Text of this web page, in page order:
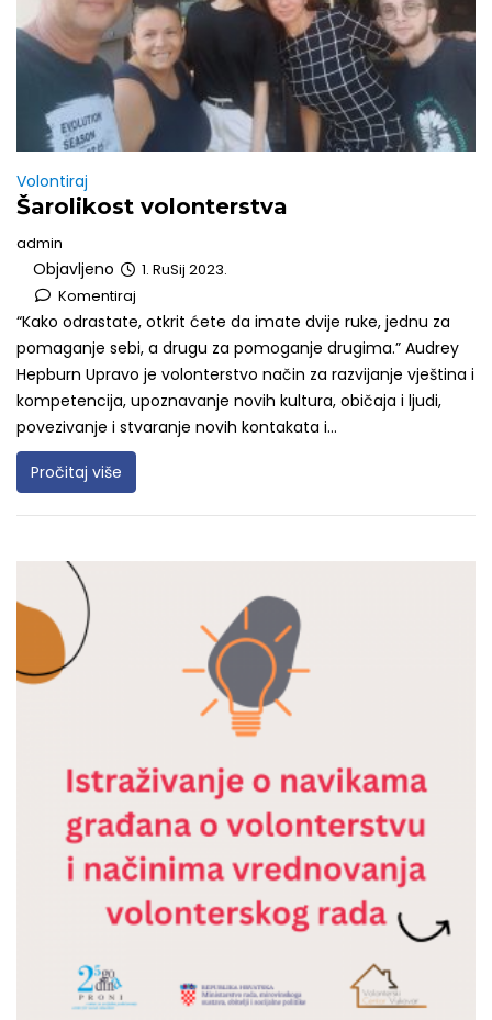
Volontiraj
Šarolikost volonterstva
admin
Objavljeno
1. RuSij 2023.
Komentiraj
“Kako odrastate, otkrit ćete da imate dvije ruke, jednu za
pomaganje sebi, a drugu za pomoganje drugima.” Audrey
Hepburn Upravo je volonterstvo način za razvijanje vještina i
kompetencija, upoznavanje novih kultura, običaja i ljudi,
povezivanje i stvaranje novih kontakata i...
Pročitaj više